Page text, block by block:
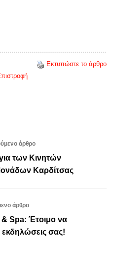
Εκτυπώστε το άρθρο
άρθρο
των Κινητών
Καρδίτσας
άρθρο
Spa: Έτοιμο να
εκδηλώσεις σας!